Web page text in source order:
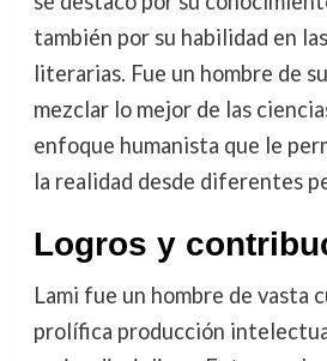
también por su habilidad en
literarias. Fue un hombre de
mezclar lo mejor de las
enfoque humanista que le
la realidad desde diferentes
Logros y
Lami fue un hombre de vasta
prolífica producción